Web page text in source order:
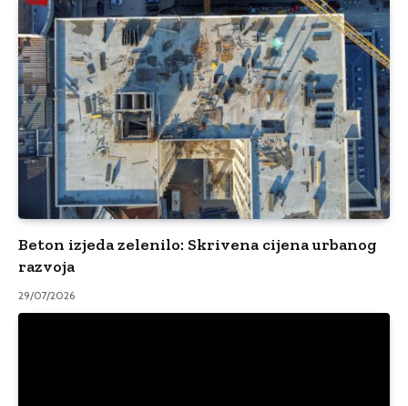
Beton izjeda zelenilo: Skrivena cijena urbanog
razvoja
29/07/2026